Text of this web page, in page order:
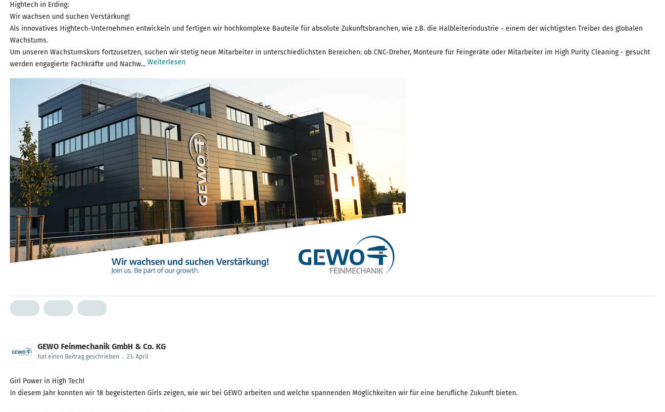
Hightech in Erding:
Wir wachsen und suchen Verstärkung!
Als innovatives Hightech-Unternehmen entwickeln und fertigen wir hochkomplexe Bauteile für absolute Zukunftsbranchen, wie z.B. die Halbleiterindustrie - einem der wichtigsten Treiber des globalen
Wachstums.
Um unseren Wachstumskurs fortzusetzen, suchen wir stetig neue Mitarbeiter in unterschiedlichsten Bereichen: ob CNC-Dreher, Monteure für Feingeräte oder Mitarbeiter im High Purity Cleaning - gesucht
werden engagierte Fachkräfte und Nachw... Weiterlesen
GEWO Feinmechanik GmbH & Co. KG
hat einen Beitrag geschrieben . 23. April
Girl Power in High Tech!
In diesem Jahr konnten wir 18 begeisterten Girls zeigen, wie wir bei GEWO arbeiten und welche spannenden Möglichkeiten wir für eine berufliche Zukunft bieten.